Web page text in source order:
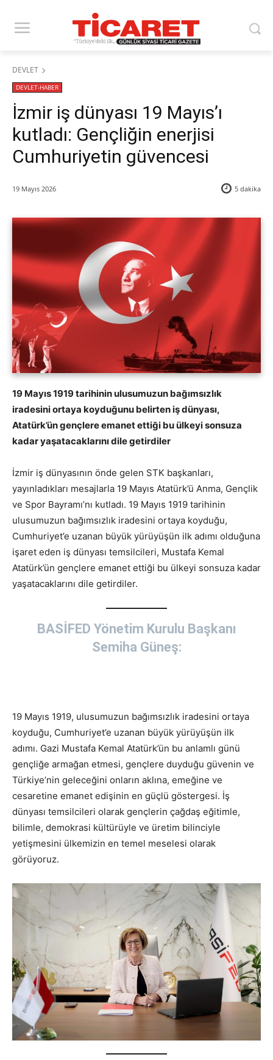
DEVLET
DEVLET-HABER
​İzmir iş dünyası 19 Mayıs’ı
kutladı: Gençliğin enerjisi
Cumhuriyetin güvencesi
19 Mayıs 2026 5 dakika
19 Mayıs 1919 tarihinin ulusumuzun bağımsızlık
iradesini ortaya koyduğunu belirten iş dünyası,
Atatürk’ün gençlere emanet ettiği bu ülkeyi sonsuza
kadar yaşatacaklarını dile getirdiler
İzmir iş dünyasının önde gelen STK başkanları,
yayınladıkları mesajlarla 19 Mayıs Atatürk’ü Anma, Gençlik
ve Spor Bayramı’nı kutladı. 19 Mayıs 1919 tarihinin
ulusumuzun bağımsızlık iradesini ortaya koyduğu,
Cumhuriyet’e uzanan büyük yürüyüşün ilk adımı olduğuna
işaret eden iş dünyası temsilcileri, Mustafa Kemal
Atatürk’ün gençlere emanet ettiği bu ülkeyi sonsuza kadar
yaşatacaklarını dile getirdiler.
BASİFED Yönetim Kurulu Başkanı
Semiha Güneş:
19 Mayıs 1919, ulusumuzun bağımsızlık iradesini ortaya
koyduğu, Cumhuriyet’e uzanan büyük yürüyüşün ilk
adımı. Gazi Mustafa Kemal Atatürk’ün bu anlamlı günü
gençliğe armağan etmesi, gençlere duyduğu güvenin ve
Türkiye’nin geleceğini onların aklına, emeğine ve
cesaretine emanet edişinin en güçlü göstergesi. İş
dünyası temsilcileri olarak gençlerin çağdaş eğitimle,
bilimle, demokrasi kültürüyle ve üretim bilinciyle
yetişmesini ülkemizin en temel meselesi olarak
görüyoruz.